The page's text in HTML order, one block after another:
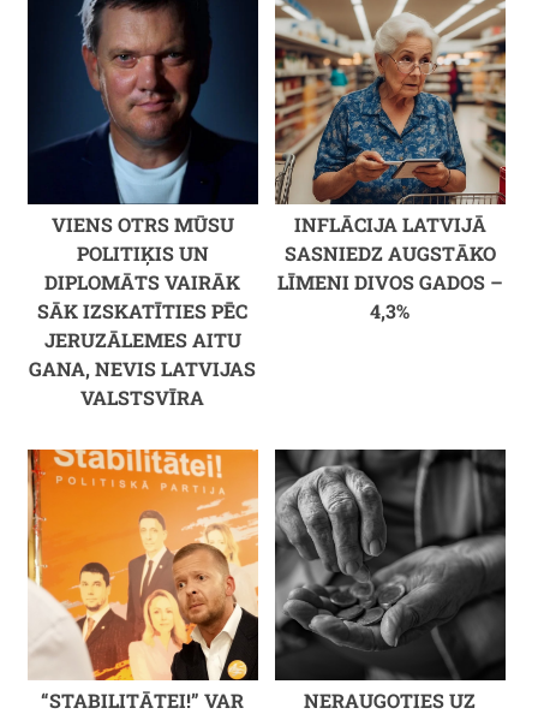
VIENS OTRS MŪSU
POLITIĶIS UN
DIPLOMĀTS VAIRĀK
SĀK IZSKATĪTIES PĒC
JERUZĀLEMES AITU
GANA, NEVIS LATVIJAS
VALSTSVĪRA
INFLĀCIJA LATVIJĀ
SASNIEDZ AUGSTĀKO
LĪMENI DIVOS GADOS –
4,3%
“STABILITĀTEI!” VAR
NERAUGOTIES UZ